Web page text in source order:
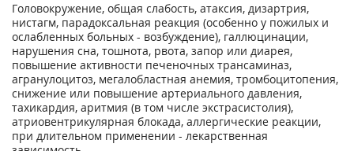
Головокружение, общая слабость, атаксия, дизартрия,
нистагм, парадоксальная реакция (особенно у пожилых и
ослабленных больных - возбуждение), галлюцинации,
нарушения сна, тошнота, рвота, запор или диарея,
повышение активности печеночных трансаминаз,
агранулоцитоз, мегалобластная анемия, тромбоцитопения,
снижение или повышение артериального давления,
тахикардия, аритмия (в том числе экстрасистолия),
атриовентрикулярная блокада, аллергические реакции,
при длительном применении - лекарственная